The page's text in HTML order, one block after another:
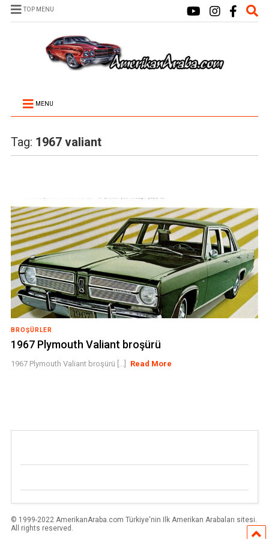
TOP MENU
MENU
Tag: 1967 valiant
BROŞÜRLER
1967 Plymouth Valiant broşürü
1967 Plymouth Valiant broşürü [...] Read More
© 1999-2022 AmerikanAraba.com Türkiye'nin Ilk Amerikan Arabaları sitesi.
All rights reserved.